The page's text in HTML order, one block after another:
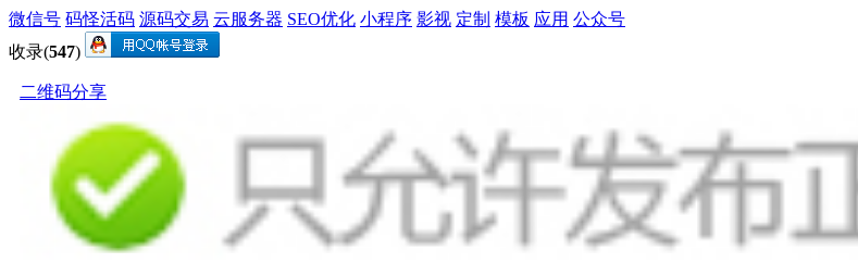
微信号 码怪活码 源码交易 云服务器 SEO优化 小程序 影视 定制 模板 应用 公众号
收录(547)
二维码分享